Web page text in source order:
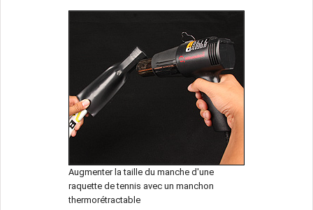
Augmenter la taille du manche d'une
raquette de tennis avec un manchon
thermorétractable